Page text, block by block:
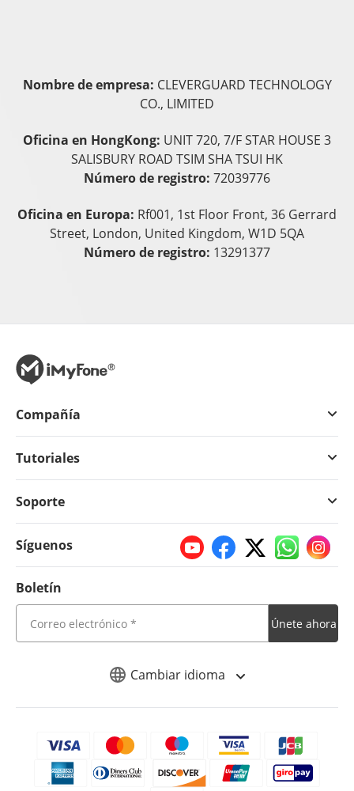
Nombre de empresa: CLEVERGUARD TECHNOLOGY
CO., LIMITED
Oficina en HongKong: UNIT 720, 7/F STAR HOUSE 3
SALISBURY ROAD TSIM SHA TSUI HK
Número de registro: 72039776
Oficina en Europa: Rf001, 1st Floor Front, 36 Gerrard
Street, London, United Kingdom, W1D 5QA
Número de registro: 13291377
Cambiar idioma
Compañía
Tutoriales
Soporte
Síguenos
Boletín
Únete ahora